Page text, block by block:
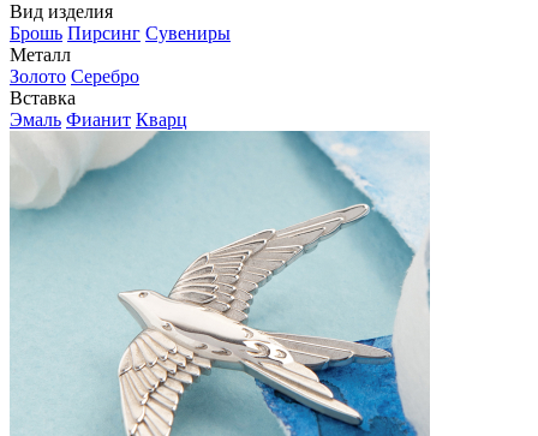
Вид изделия
Брошь Пирсинг Сувениры
Металл
Золото Серебро
Вставка
Эмаль Фианит Кварц